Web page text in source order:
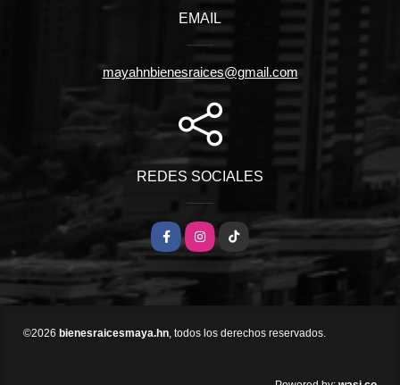
EMAIL
mayahnbienesraices@gmail.com
REDES SOCIALES
FacebookInstagramTikTok
©2026 bienesraicesmaya.hn , todos los derechos reservados.